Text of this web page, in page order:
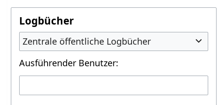
Logbücher
Zentrale öffentliche Logbücher
Ausführender Benutzer: